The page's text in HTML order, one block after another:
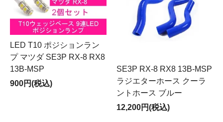
LED T10 ポジションラン
プ マツダ SE3P RX-8 RX8
13B-MSP
900円(税込)
SE3P RX-8 RX8 13B-MSP
ラジエターホース クーラ
ントホース ブルー
12,200円(税込)